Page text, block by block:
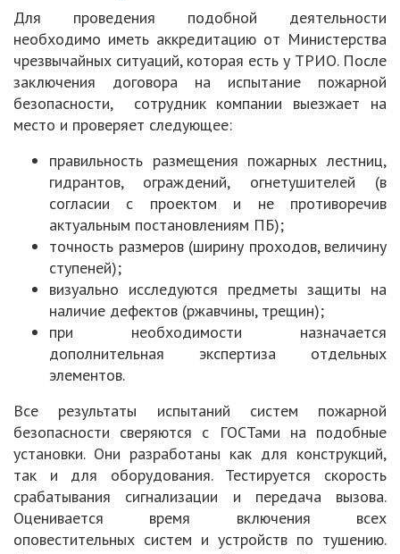
Для проведения подобной деятельности
необходимо иметь аккредитацию от Министерства
чрезвычайных ситуаций, которая есть у ТРИО. После
заключения договора на испытание пожарной
безопасности, сотрудник компании выезжает на
место и проверяет следующее:
правильность размещения пожарных лестниц,
гидрантов, ограждений, огнетушителей (в
согласии с проектом и не противоречив
актуальным постановлениям ПБ);
точность размеров (ширину проходов, величину
ступеней);
визуально исследуются предметы защиты на
наличие дефектов (ржавчины, трещин);
при необходимости назначается
дополнительная экспертиза отдельных
элементов.
Все результаты испытаний систем пожарной
безопасности сверяются с ГОСТами на подобные
установки. Они разработаны как для конструкций,
так и для оборудования. Тестируется скорость
срабатывания сигнализации и передача вызова.
Оценивается время включения всех
оповестительных систем и устройств по тушению.